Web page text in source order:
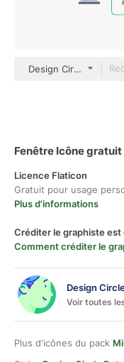
Design Circle
Fenêtre Icône gratuit
Licence Flaticon
Gratuit pour usage
Plus d'informations
Créditer le graphiste est
Comment créditer le
Design
Voir toutes
Plus d'icônes du pack